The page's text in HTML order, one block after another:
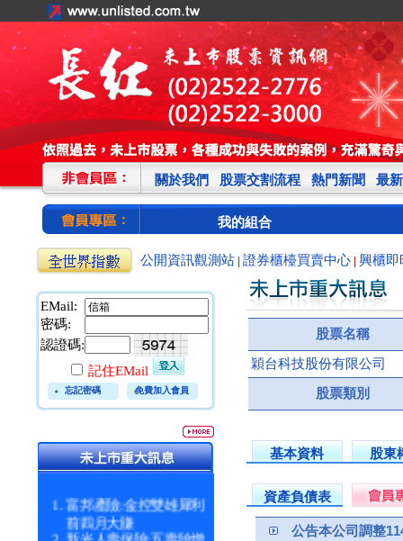
關於我們 股票交割流程 熱門新聞 最
我的組合
公開資訊觀測站 證券櫃檯買賣中心 興櫃即
EMail:
密碼:
認證碼:
記住EMail
忘記密碼 免費加入會員
富邦產險:金控雙雄犀利
前四月大賺
新光人壽保險:五壽險增
股票名稱
穎台科技股份有限公司
股票類別
基本資料 股東
資產負債表
公告本公司調整